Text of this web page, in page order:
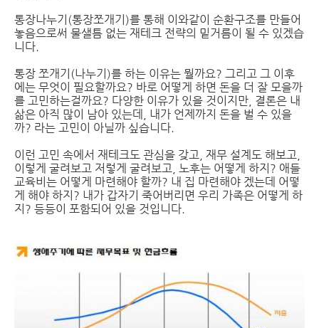
통장나누기(통장쪼개기)를 통해 이와같이 순환구조를 만들어
놓음으로써 물샐틈 없는 재테크 전략의 밑거름이 될 수 있겠습
니다.
통장 쪼개기(나누기)를 하는 이유는 뭘까요? 그리고 그 이후
에는 무엇이 필요할까요? 바로 어떻게 하면 돈을 더 잘 모을까
를 고민하는걸까요? 다양한 이유가 있을 것이지만, 결론은 내
삶은 아직 많이 남아 있는데, 내가 언제까지 돈을 벌 수 있을
까? 라는 고민이 아닐까 싶습니다.
이런 고민 속에서 재테크도 관심을 갖고, 재무 설계도 해보고,
이렇게 굴려보고 저렇게 굴려보고, 노후는 어떻게 하지? 애들
교육비는 어떻게 마련해야 할까? 내 집 마련해야 겠는데 어떻
게 해야 하지? 내가 갑자기 죽어버리면 우리 가족은 어떻게 하
지? 등등이 포함되어 있을 것입니다.